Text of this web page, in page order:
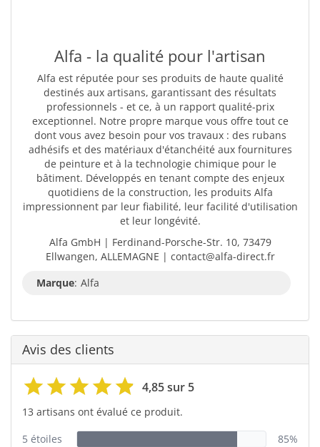
Alfa - la qualité pour l'artisan
Alfa est réputée pour ses produits de haute qualité
destinés aux artisans, garantissant des résultats
professionnels - et ce, à un rapport qualité-prix
exceptionnel. Notre propre marque vous offre tout ce
dont vous avez besoin pour vos travaux : des rubans
adhésifs et des matériaux d'étanchéité aux fournitures
de peinture et à la technologie chimique pour le
bâtiment. Développés en tenant compte des enjeux
quotidiens de la construction, les produits Alfa
impressionnent par leur fiabilité, leur facilité d'utilisation
et leur longévité.
Alfa GmbH | Ferdinand-Porsche-Str. 10, 73479
Ellwangen, ALLEMAGNE | contact@alfa-direct.fr
Marque: Alfa
Avis des clients
4,85 sur 5
13 artisans ont évalué ce produit.
5 étoiles
85%